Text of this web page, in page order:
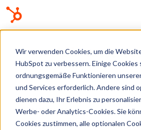
Wir verwenden Cookies, um die
HubSpot zu verbessern. Einige Cookies
ordnungsgemäße Funktionieren
und Services erforderlich. Andere sind
dienen dazu, Ihr Erlebnis zu
Werbe- oder Analytics-Cookies. Sie
Cookies zustimmen, alle optionalen
Datei-Manager